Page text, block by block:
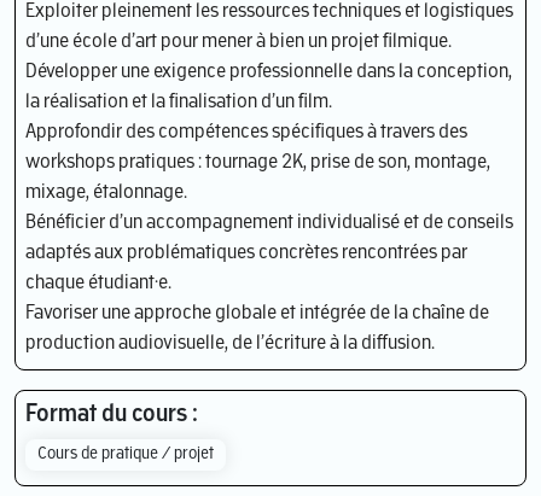
Exploiter pleinement les ressources techniques et logistiques
d’une école d’art pour mener à bien un projet filmique.
Développer une exigence professionnelle dans la conception,
la réalisation et la finalisation d’un film.
Approfondir des compétences spécifiques à travers des
workshops pratiques : tournage 2K, prise de son, montage,
mixage, étalonnage.
Bénéficier d’un accompagnement individualisé et de conseils
adaptés aux problématiques concrètes rencontrées par
chaque étudiant·e.
Favoriser une approche globale et intégrée de la chaîne de
production audiovisuelle, de l’écriture à la diffusion.
Format du cours :
Cours de pratique / projet